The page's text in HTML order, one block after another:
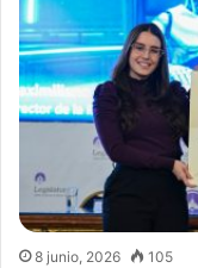
8 junio, 2026 105